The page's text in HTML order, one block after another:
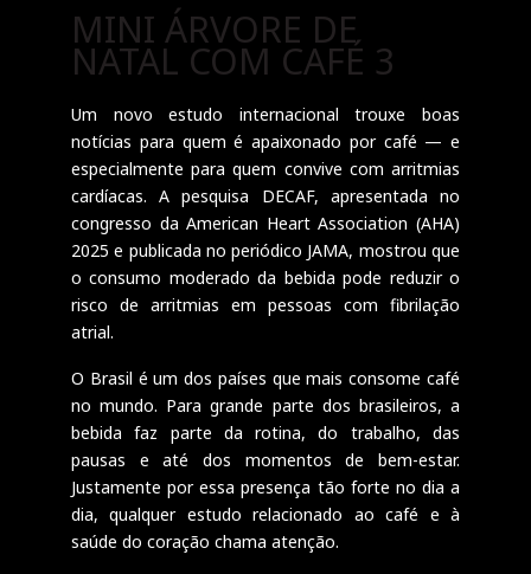
MINI ÁRVORE DE
NATAL COM CAFÉ 3
Um novo estudo internacional trouxe boas
notícias para quem é apaixonado por café — e
especialmente para quem convive com arritmias
cardíacas. A pesquisa DECAF, apresentada no
congresso da American Heart Association (AHA)
2025 e publicada no periódico JAMA, mostrou que
o consumo moderado da bebida pode reduzir o
risco de arritmias em pessoas com fibrilação
atrial.
O Brasil é um dos países que mais consome café
no mundo. Para grande parte dos brasileiros, a
bebida faz parte da rotina, do trabalho, das
pausas e até dos momentos de bem-estar.
Justamente por essa presença tão forte no dia a
dia, qualquer estudo relacionado ao café e à
saúde do coração chama atenção.